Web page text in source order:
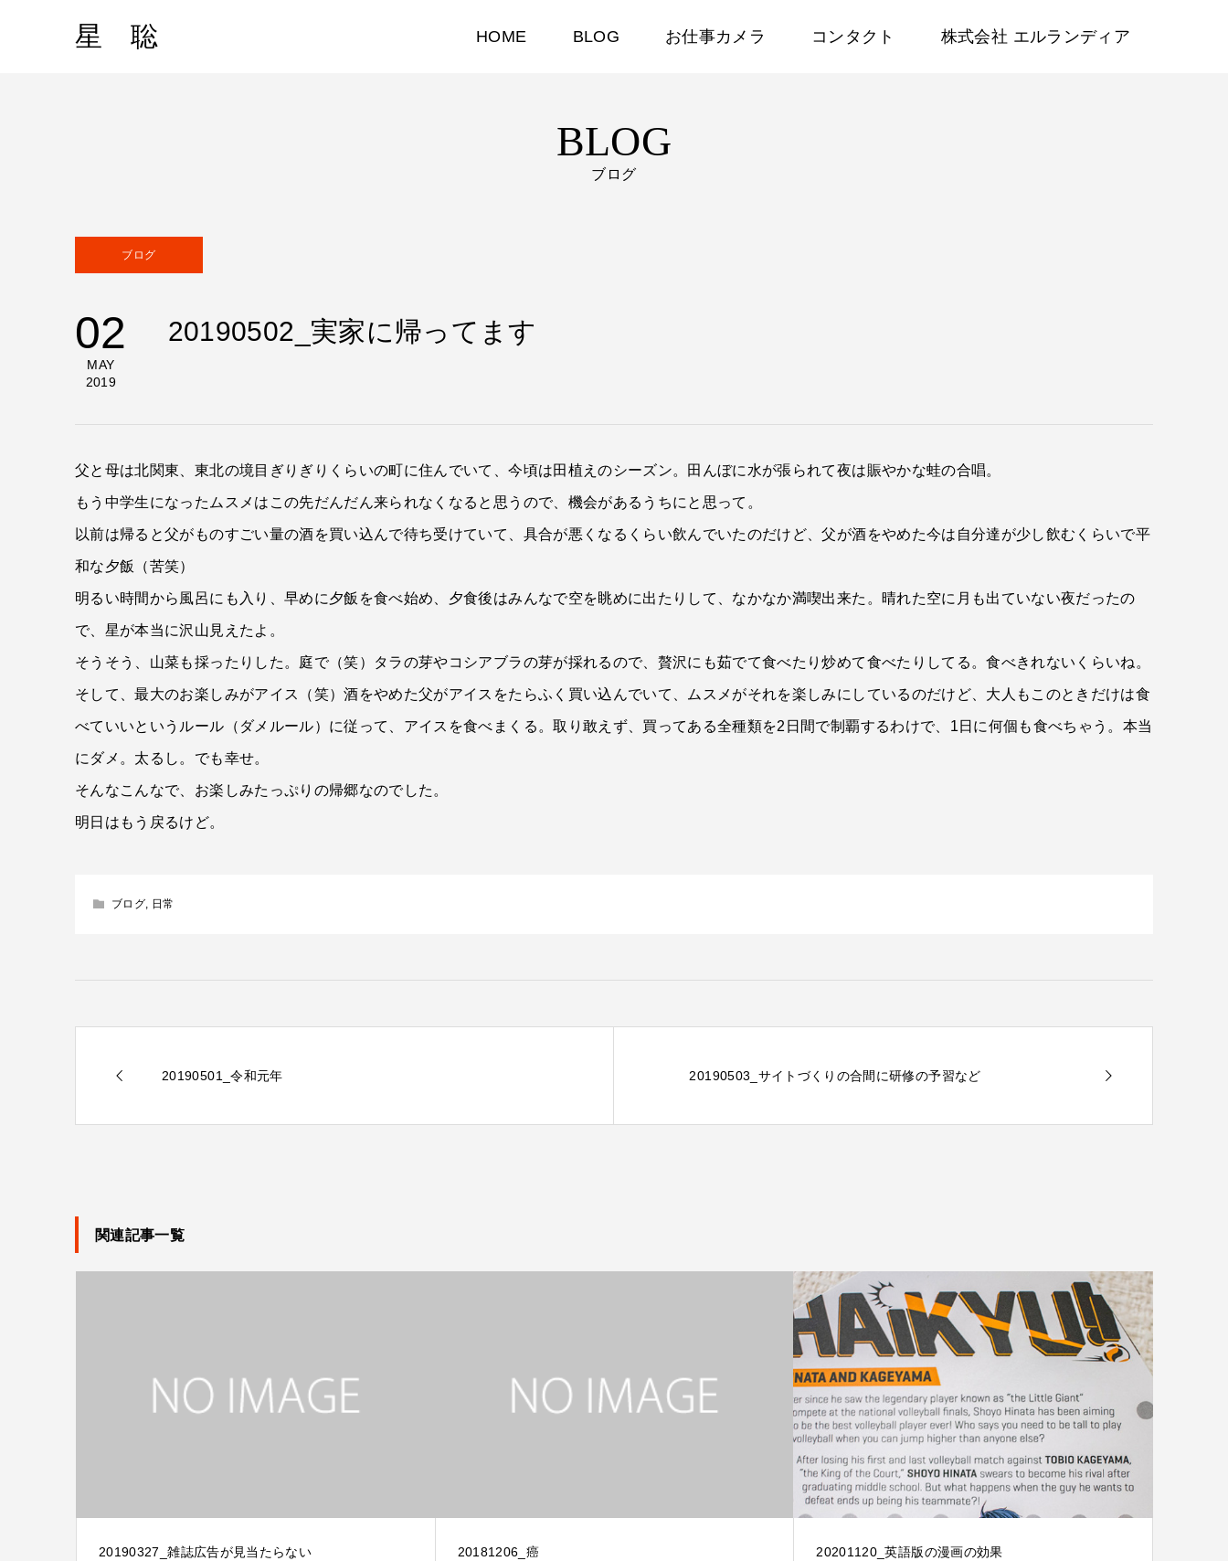
星 聡 HOME BLOG お仕事カメラ コンタクト 株式会社 エルランディア
BLOG
ブログ
ブログ
02
MAY
2019
20190502_実家に帰ってます
父と母は北関東、東北の境目ぎりぎりくらいの町に住んでいて、今頃は田植えのシーズン。田んぼに水が張られて夜は賑やかな蛙の合唱。
もう中学生になったムスメはこの先だんだん来られなくなると思うので、機会があるうちにと思って。
以前は帰ると父がものすごい量の酒を買い込んで待ち受けていて、具合が悪くなるくらい飲んでいたのだけど、父が酒をやめた今は自分達が少し飲むくらいで平
和な夕飯（苦笑）
明るい時間から風呂にも入り、早めに夕飯を食べ始め、夕食後はみんなで空を眺めに出たりして、なかなか満喫出来た。晴れた空に月も出ていない夜だったの
で、星が本当に沢山見えたよ。
そうそう、山菜も採ったりした。庭で（笑）タラの芽やコシアブラの芽が採れるので、贅沢にも茹でて食べたり炒めて食べたりしてる。食べきれないくらいね。
そして、最大のお楽しみがアイス（笑）酒をやめた父がアイスをたらふく買い込んでいて、ムスメがそれを楽しみにしているのだけど、大人もこのときだけは食
べていいというルール（ダメルール）に従って、アイスを食べまくる。取り敢えず、買ってある全種類を2日間で制覇するわけで、1日に何個も食べちゃう。本当
にダメ。太るし。でも幸せ。
そんなこんなで、お楽しみたっぷりの帰郷なのでした。
明日はもう戻るけど。
ブログ, 日常
20190501_令和元年 20190503_サイトづくりの合間に研修の予習など
関連記事一覧
20190327_雑誌広告が見当たらない 20181206_癌 20201120_英語版の漫画の効果